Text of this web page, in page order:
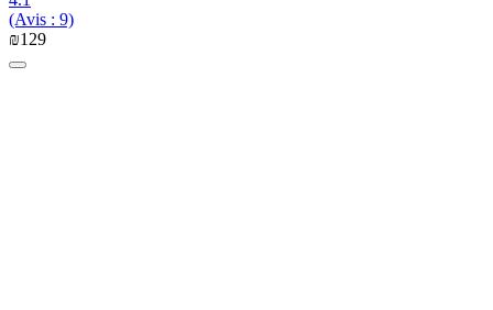
(Avis : 9)
₪‍129‍